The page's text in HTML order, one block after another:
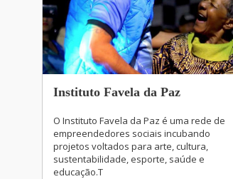
Instituto Favela da Paz
O Instituto Favela da Paz é uma rede de
empreendedores sociais incubando
projetos voltados para arte, cultura,
sustentabilidade, esporte, saúde e
educação.T